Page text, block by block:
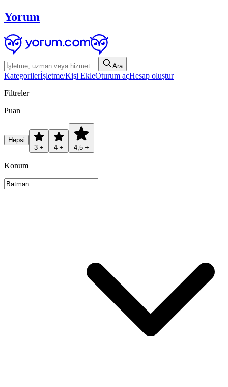
Yorum
Ara
Kategorilerİşletme/Kişi EkleOturum açHesap oluştur
Filtreler
Puan
Hepsi
3 +
4 + 4,5 +
Konum